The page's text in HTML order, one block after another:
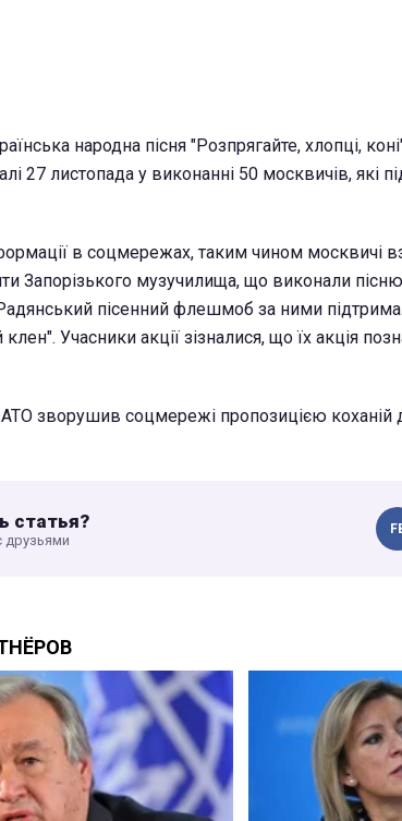
народна пісня "Розпрягайте, хлопці,
27 листопада у виконанні 50 москвичів, які
в соцмережах, таким чином москвичі
Запорізького музучилища, що виконали
Радянський пісенний флешмоб за ними
клен". Учасники акції зізналися, що їх акція
зворушив соцмережі пропозицією коханій
статья?
друзьями